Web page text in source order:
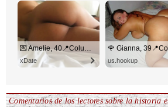
xDate us.hookup
Comentarios de los lectores sobre la historia